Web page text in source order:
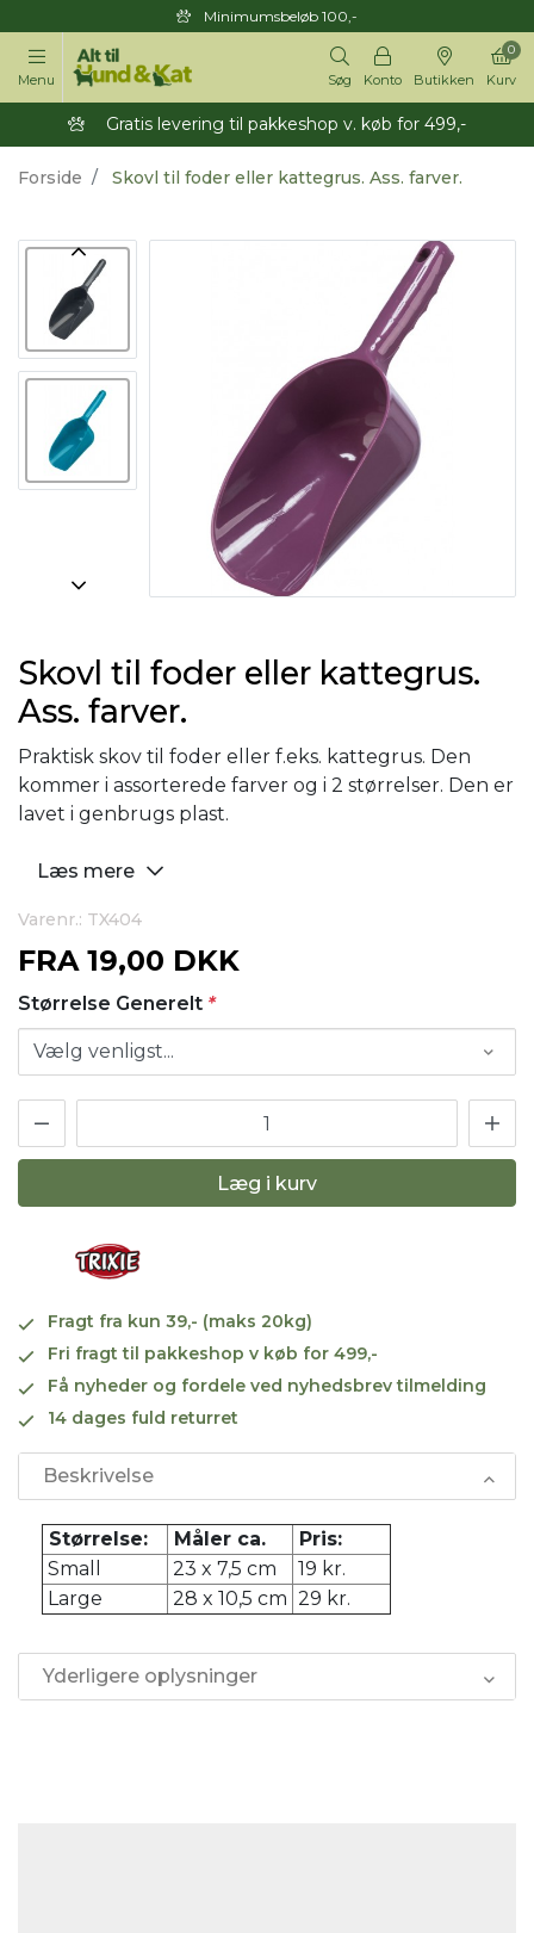
Minimumsbeløb 100,-
Menu Søg Konto Butikken Kurv
0
Gratis levering til pakkeshop v. køb for 499,-
Forside Skovl til foder eller kattegrus. Ass. farver.
Skovl til foder eller kattegrus.
Ass. farver.
Praktisk skov til foder eller f.eks. kattegrus. Den
kommer i assorterede farver og i 2 størrelser. Den er
lavet i genbrugs plast.
Læs mere
Varenr.: TX404
FRA 19,00 DKK
Størrelse Generelt *
Læg i kurv
Fragt fra kun 39,- (maks 20kg)
Fri fragt til pakkeshop v køb for 499,-
Få nyheder og fordele ved nyhedsbrev tilmelding
14 dages fuld returret
Beskrivelse
Størrelse: Måler ca.
Pris:
Small
23 x 7,5 cm
19 kr.
Large
28 x 10,5 cm 29 kr.
Yderligere oplysninger